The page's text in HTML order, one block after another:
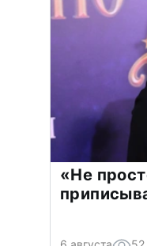
«Не